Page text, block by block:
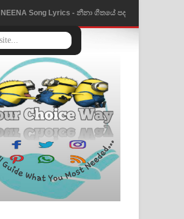
Ahimi Wimai Himi Song Lyrics - අහිමි
විමයි හිමි ගීතයේ පද පෙළ
Mathaka Parana Song Lyrics - මතක
පාරනා ගීතයේ පද පෙළ
Nimnadhen Song Lyrics - නිම්නාදෙන්
ගීතයේ පද පෙළ
Obamai Mage Adare Song Lyrics -
ඔබමයි මගේ ආදරේ ගීතයේ පද පෙළ